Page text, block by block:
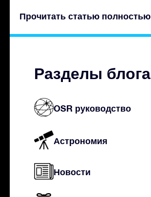
Прочитать статью полностью
Разделы блога
OSR руководство
Астрономия
Новости